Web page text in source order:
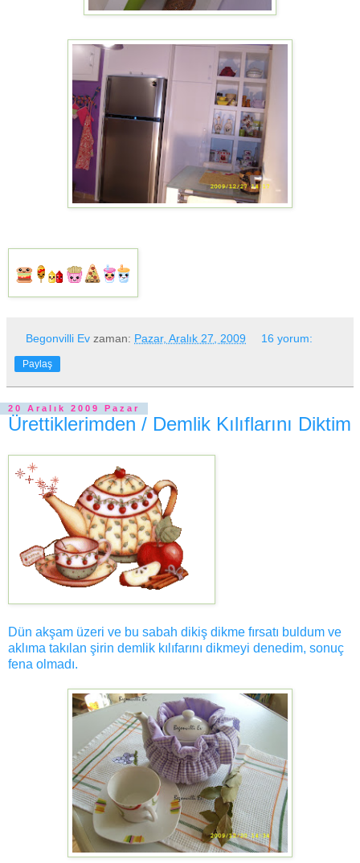
Begonvilli Ev zaman: Pazar, Aralık 27, 2009 16 yorum:
Paylaş
20 Aralık 2009 Pazar
Ürettiklerimden / Demlik Kılıflarını Diktim
Dün akşam üzeri ve bu sabah dikiş dikme fırsatı buldum ve
aklıma takılan şirin demlik kılıfarını dikmeyi denedim, sonuç
fena olmadı.